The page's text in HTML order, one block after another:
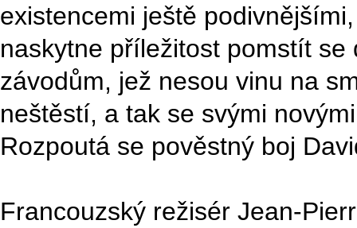
existencemi ještě
naskytne příležitost pomstít
závodům, jež nesou vinu na
neštěstí, a tak se svými
Rozpoutá se pověstný boj
Francouzský režisér Jean-